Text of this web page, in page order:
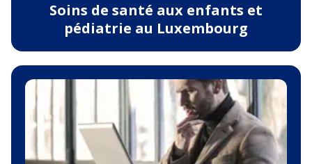
Soins de santé aux enfants et
pédiatrie au Luxembourg